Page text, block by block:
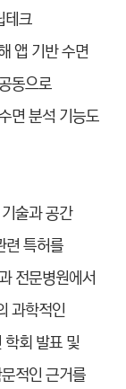
테크
앱 기반 수면
동으로
면 분석 기능도
술과 공간
련 특허를
전문병원에서
과학적인
회 발표 및
적인 근거를